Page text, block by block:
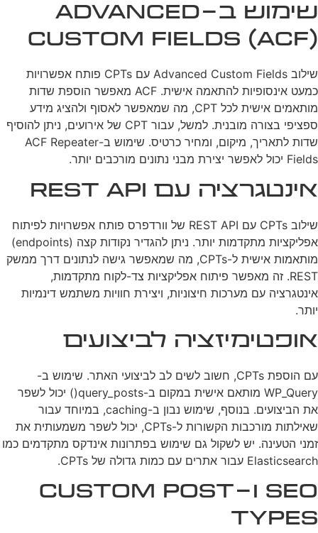
שימוש ב-Advanced
Custom Fields (ACF)
שילוב Advanced Custom Fields עם CPTs פותח אפשרויות
כמעט אינסופיות להתאמה אישית. ACF מאפשר הוספת שדות
מותאמים אישית לכל CPT, מה שמאפשר לאסוף ולהציג מידע
ספציפי בצורה מובנית. למשל, עבור CPT של אירועים, ניתן להוסיף
שדות לתאריך, מיקום, ומחיר כרטיס. שימוש ב-ACF Repeater
Fields יכול לאפשר יצירת מבני נתונים מורכבים יותר.
אינטגרציה עם REST API
שילוב CPTs עם REST API של וורדפרס פותח אפשרויות לפיתוח
אפליקציות מתקדמות יותר. ניתן להגדיר נקודות קצה (endpoints)
מותאמות אישית ל-CPTs, מה שמאפשר גישה לנתונים דרך ממשק
REST. זה מאפשר פיתוח אפליקציות צד-לקוח מתקדמות,
אינטגרציה עם מערכות חיצוניות, ויצירת חוויות משתמש דינמיות
יותר.
אופטימיזציה לביצועים
עם הוספת CPTs, חשוב לשים לב לביצועי האתר. שימוש ב-
WP_Query מותאם אישית במקום ב-query_posts() יכול לשפר
את הביצועים. בנוסף, שימוש נבון ב-caching, במיוחד עבור
שאילתות מורכבות הקשורות ל-CPTs, יכול לשפר משמעותית את
זמני הטעינה. יש לשקול גם שימוש בפתרונות אינדקס מתקדמים כמו
Elasticsearch עבור אתרים עם כמות גדולה של CPTs.
SEO ו-Custom Post
Types